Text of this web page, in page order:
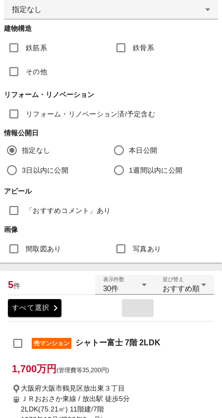
指定なし
建物構造
鉄筋系 鉄骨系
その他
リフォーム・リノベーション
リフォーム・リノベーション済/予定含む
情報公開日
指定なし 本日公開
3日以内に公開 1週間以内に公開
アピール
「おすすめコメント」あり
画像
間取図あり 写真あり
5件
表示件数
30件
並び替え
おすすめ順
すべて選択 chevron_right
売マンション シャトー富士 7階 2LDK
1,700万円 (管理費等35,200円)
大阪府大阪市鶴見区放出東３丁目
ＪＲおおさか東線 / 放出駅 徒歩5分
2LDK(75.21㎡) 11階建/7階